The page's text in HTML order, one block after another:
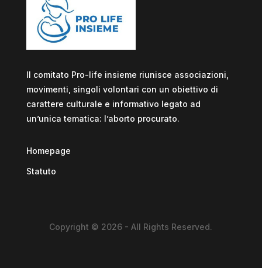
Il comitato Pro-life insieme riunisce associazioni,
movimenti, singoli volontari con un obiettivo di
carattere culturale e informativo legato ad
un’unica tematica: l’aborto procurato.
Homepage
Statuto
Copyright © 2026 - All Rights Reserved.